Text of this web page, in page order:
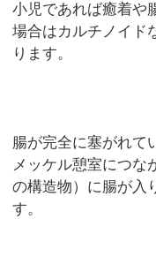
小児であれば癒着や
場合はカルチノイド
ります。
腸が完全に塞がれて
メッケル憩室につな
の構造物）に腸が入
す。